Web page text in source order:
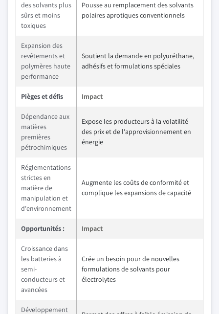
des solvants plus
sûrs et moins
toxiques
Pousse au remplacement des solvants
polaires aprotiques conventionnels
Expansion des
revêtements et
polymères haute
performance
Soutient la demande en polyuréthane,
adhésifs et formulations spéciales
Pièges et défis Impact
Dépendance aux
matières
premières
pétrochimiques
Expose les producteurs à la volatilité
des prix et de l'approvisionnement en
énergie
Réglementations
strictes en
matière de
manipulation et
d'environnement
Augmente les coûts de conformité et
complique les expansions de capacité
Opportunités : Impact
Croissance dans
les batteries à
semi-
conducteurs et
avancées
Crée un besoin pour de nouvelles
formulations de solvants pour
électrolytes
Développement